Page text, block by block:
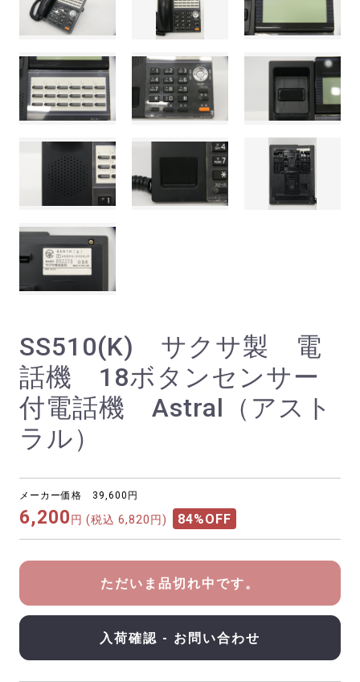
SS510(K) サクサ製 電
話機 18ボタンセンサー
付電話機 Astral（アスト
ラル）
メーカー価格 39,600円
6,200 円 (税込 6,820円) 84%OFF
ただいま品切れ中です。
入荷確認 - お問い合わせ